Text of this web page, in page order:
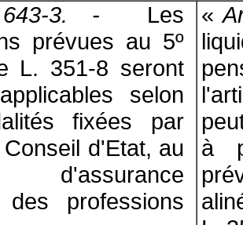
3. - Les
prévues au 5º
L. 351-8 seront
selon
fixées par
d'Etat, au
d'assurance
des professions
«
à